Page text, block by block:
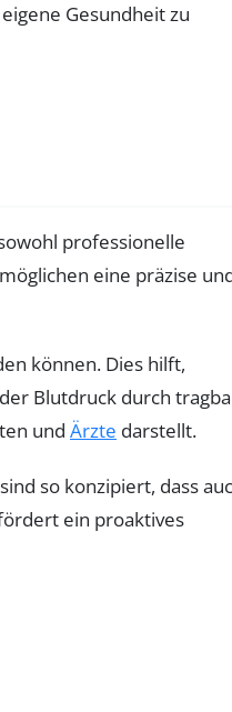
Gesundheit zu
professionelle
eine präzise
können. Dies hilft,
Blutdruck durch
und Ärzte darstellt.
so konzipiert, dass
ein proaktives